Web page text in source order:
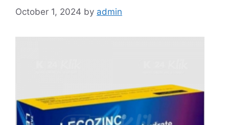
October 1, 2024 by admin